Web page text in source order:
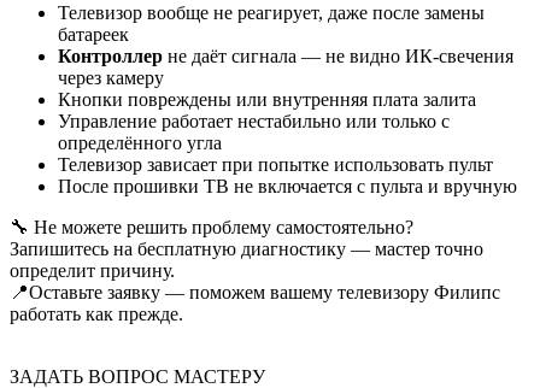
Телевизор вообще не реагирует, даже после замены
батареек
Контроллер не даёт сигнала — не видно ИК-свечения
через камеру
Кнопки повреждены или внутренняя плата залита
Управление работает нестабильно или только с
определённого угла
Телевизор зависает при попытке использовать пульт
После прошивки ТВ не включается с пульта и вручную
🔧 Не можете решить проблему самостоятельно?
Запишитесь на бесплатную диагностику — мастер точно
определит причину.
📍Оставьте заявку — поможем вашему телевизору Филипс
работать как прежде.
ЗАДАТЬ ВОПРОС МАСТЕРУ